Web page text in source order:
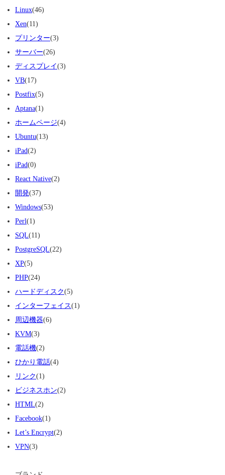
Linux(46)
Xen(11)
プリンター(3)
サーバー(26)
ディスプレイ(3)
VB(17)
Postfix(5)
Aptana(1)
ホームページ(4)
Ubuntu(13)
iPad(2)
iPad(0)
React Native(2)
開発(37)
Windows(53)
Perl(1)
SQL(11)
PostgreSQL(22)
XP(5)
PHP(24)
ハードディスク(5)
インターフェイス(1)
周辺機器(6)
KVM(3)
電話機(2)
ひかり電話(4)
リンク(1)
ビジネスホン(2)
HTML(2)
Facebook(1)
Let’s Encrypt(2)
VPN(3)